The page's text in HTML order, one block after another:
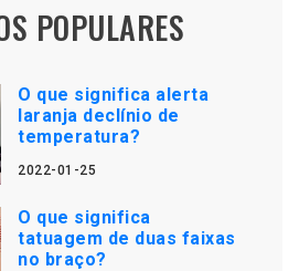
POPULARES
O que significa alerta
laranja declínio de
temperatura?
2022-01-25
O que significa
tatuagem de duas faixas
no braço?